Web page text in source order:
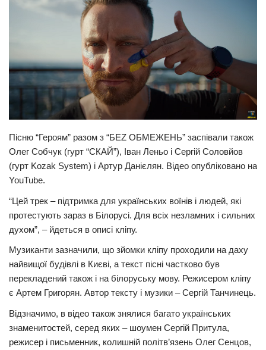
Наука
Технології
Історії
Рецепти
Привітання
Здоров’я
Події
Кримінал
Трагедії
Суспільство
Культура
#Війна
Пісню “Героям” разом з “БЕZ ОБМЕЖЕНЬ” заспівали також
Олег Собчук (гурт “СКАЙ”), Іван Леньо і Сергій Соловйов
(гурт Kozak System) і Артур Данієлян. Відео опубліковано на
YouTube.
“Цей трек – підтримка для українських воїнів і людей, які
протестують зараз в Білорусі. Для всіх незламних і сильних
духом”, – йдеться в описі кліпу.
Музиканти зазначили, що зйомки кліпу проходили на даху
найвищої будівлі в Києві, а текст пісні частково був
перекладений також і на білоруську мову. Режисером кліпу
є Артем Григорян. Автор тексту і музики – Сергій Танчинець.
Відзначимо, в відео також знялися багато українських
знаменитостей, серед яких – шоумен Сергій Притула,
режисер і письменник, колишній політв’язень Олег Сенцов,